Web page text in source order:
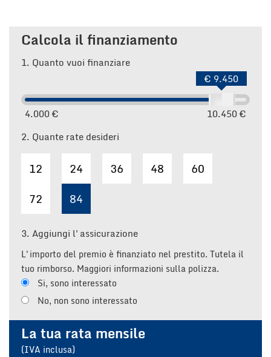
Calcola il finanziamento
1. Quanto vuoi finanziare
4.000 € 10.450 €
€ 9.450
2. Quante rate desideri
12 24 36 48
60
72
84
3.Aggiungi l'assicurazione
L'importo del premio è finanziato nel prestito. Tutela il
tuo rimborso. Maggiori informazioni sulla polizza.
Si, sono interessato
No, non sono interessato
La tua rata mensile
(IVA inclusa)